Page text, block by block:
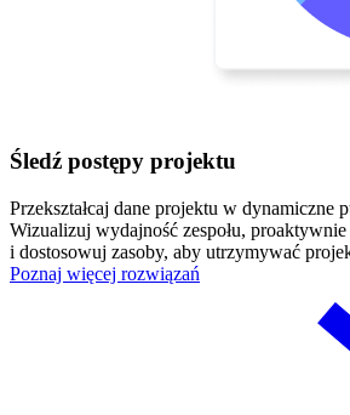
Śledź postępy projektu
Przekształcaj dane projektu w dynamiczne
Wizualizuj wydajność zespołu,
i dostosowuj zasoby, aby utrzymywać
Poznaj więcej rozwiązań